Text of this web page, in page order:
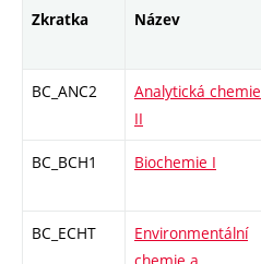
Zkratka Název
BC_ANC2
Analytická chemie
II
BC_BCH1 Biochemie I
BC_ECHT
Environmentální